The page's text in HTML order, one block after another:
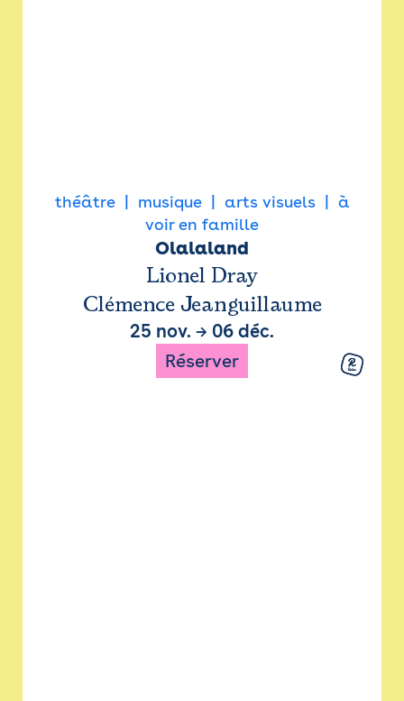
théâtre musique arts visuels
à
voir en famille
Olalaland
Lionel Dray
Clémence Jeanguillaume
25 nov. → 06 déc.
Réserver